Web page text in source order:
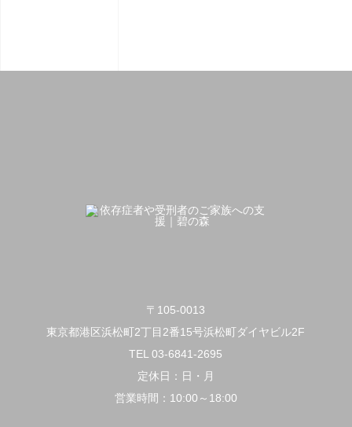
〒105-0013
東京都港区浜松町2丁目2番15号浜松町ダイヤビル2F
TEL 03-6841-2695
定休日：日・月
営業時間：10:00～18:00